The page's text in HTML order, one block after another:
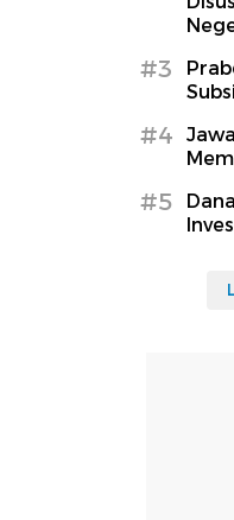
#3
#4
#5